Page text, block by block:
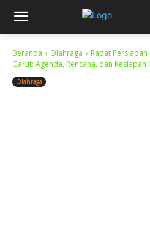
Beranda Olahraga
Rapat Persiapan
Garut: Agenda, Rencana, dan Kesiapan
Olahraga